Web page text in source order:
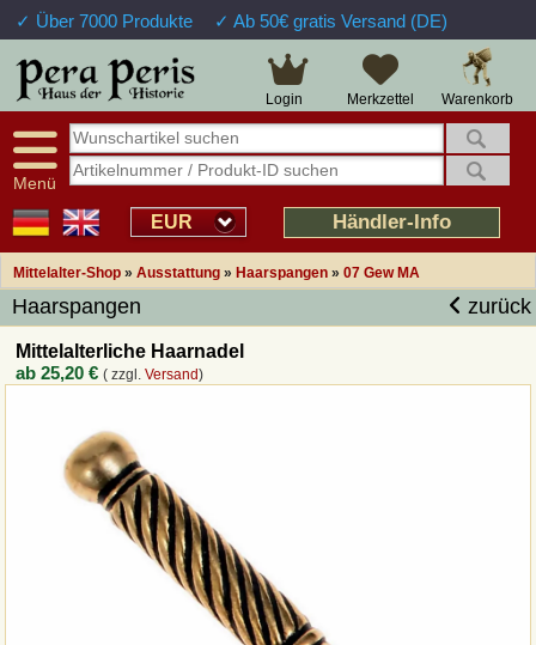
✓ Über 7000 Produkte ✓ Ab 50€ gratis Versand (DE)
Warenkorb
Merkzettel
Login
Menü
EUR Händler-Info
Mittelalter-Shop » Ausstattung » Haarspangen » 07 Gew MA
Haarspangen zurück
Mittelalterliche Haarnadel
ab25,20 € ( zzgl.Versand)
Große Auswahl
Verfügbarkeitsanzeige
Sendungsverfolgung
Intelligente Navigation
Freundlicher Service
14 Tage Widerrufsrecht
Über 25 Jahre Erfahrung
Schnelle Rücküberweisung
Kulant bei Retouren
Prof. Auftragsabwicklung
Übersicht Mittelalter-Produkte
Impressum
Widerrufsfunktion
Rückruf-Service
Zahlungsweisen